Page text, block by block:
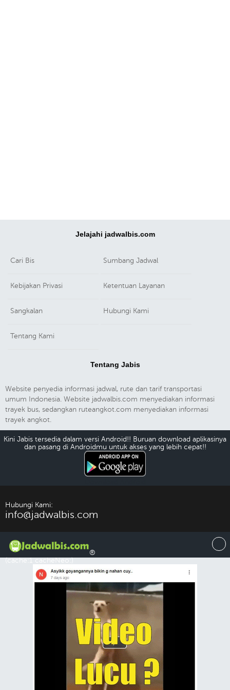
Jelajahi jadwalbis.com
Cari Bis Sumbang Jadwal
Kebijakan Privasi Ketentuan Layanan
Sangkalan Hubungi Kami
Tentang Kami
Tentang Jabis
Website penyedia informasi jadwal, rute dan tarif transportasi
umum Indonesia. Website jadwalbis.com menyediakan informasi
trayek bus, sedangkan ruteangkot.com menyediakan informasi
trayek angkot.
Kini Jabis tersedia dalam versi Android!! Buruan download aplikasinya
dan pasang di Androidmu untuk akses yang lebih cepat!!
Hubungi Kami:
info@jadwalbis.com
®
(cache:1 cacheNeo:)